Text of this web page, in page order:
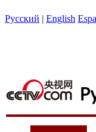
Русский | English